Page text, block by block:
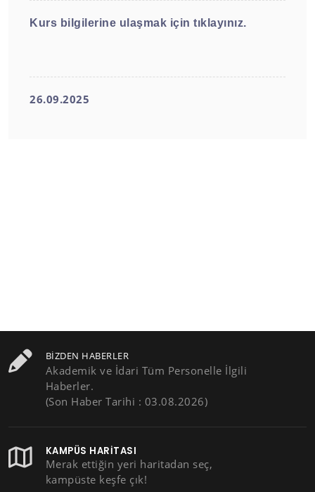
Kurs bilgilerine ulaşmak için tıklayınız.
26.09.2025
BIZDEN HABERLER
Akademik ve İdari Tüm Personelle İlgili
Haberler.
(Son Haber Tarihi : 03.08.2026)
KAMPÜS HARITASI
Merak ettiğin yeri haritadan seç,
kampüste keşfe çık!